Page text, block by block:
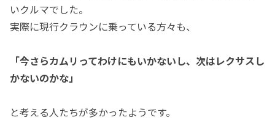
いクルマでした。
実際に現行クラウンに乗っている方々も、
「今さらカムリってわけにもいかないし、次はレクサスし
かないのかな」
と考える人たちが多かったようです。